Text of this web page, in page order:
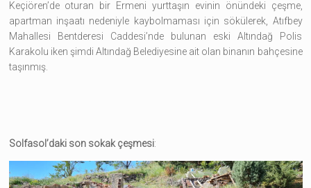
Keçiören’de oturan bir Ermeni yurttaşın evinin önündeki çeşme,
apartman inşaatı nedeniyle kaybolmaması için sökülerek, Atıfbey
Mahallesi Bentderesi Caddesi’nde bulunan eski Altındağ Polis
Karakolu iken şimdi Altındağ Belediyesine ait olan binanın bahçesine
taşınmış.
Solfasol’daki son sokak çeşmesi: